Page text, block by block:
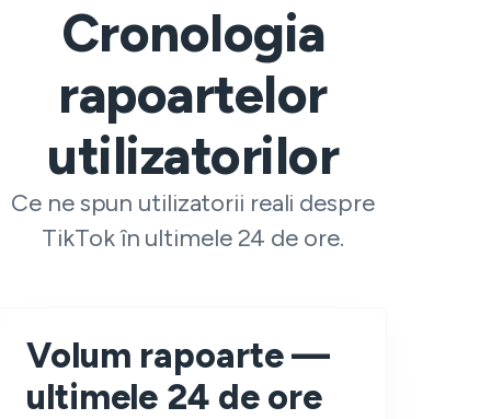
Cronologia
rapoartelor
utilizatorilor
Ce ne spun utilizatorii reali despre
TikTok în ultimele 24 de ore.
Volum rapoarte —
ultimele 24 de ore